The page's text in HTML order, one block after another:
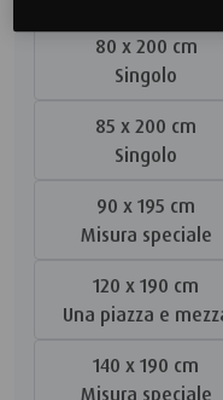
80 x 200 cm
Singolo
85 x 200 cm
Singolo
90 x 195 cm
Misura speciale
120 x 190 cm
Una piazza e
140 x 190 cm
Misura speciale